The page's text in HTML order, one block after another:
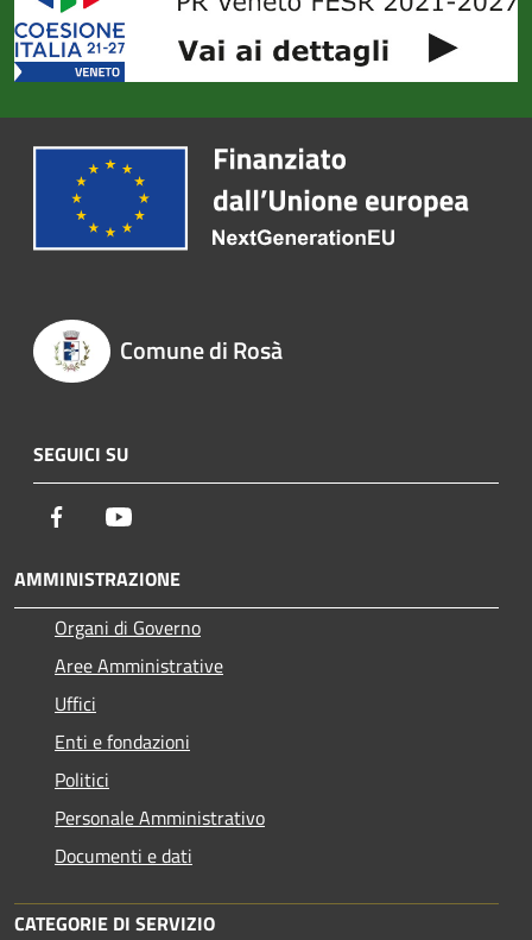
Comune di Rosà
SEGUICI SU
Facebook
AMMINISTRAZIONE
Organi di Governo
Aree Amministrative
Uffici
Enti e fondazioni
Politici
Personale Amministrativo
Documenti e dati
CATEGORIE DI SERVIZIO